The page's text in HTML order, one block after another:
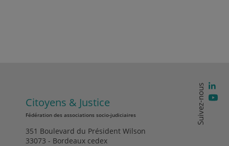
Citoyens & Justice
Fédération des associations socio-judiciaires
351 Boulevard du Président Wilson
33073 - Bordeaux cedex
Suivez-nous